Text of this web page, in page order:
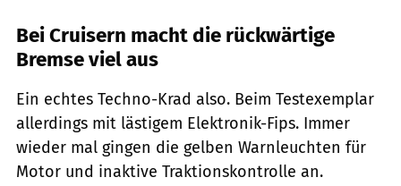
Bei Cruisern macht die rückwärtige
Bremse viel aus
Ein echtes Techno-Krad also. Beim Testexemplar
allerdings mit lästigem Elektronik-Fips. Immer
wieder mal gingen die gelben Warnleuchten für
Motor und inaktive Trak­tionskontrolle an.